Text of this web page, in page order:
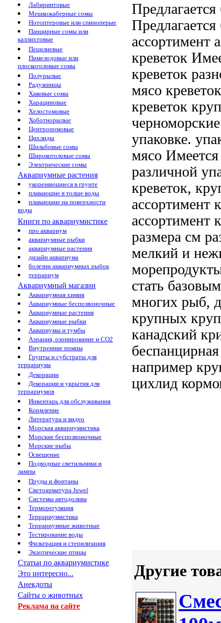
Лабиринтовые
Мешкожаберные сомы
Нотоптеровые или спиноперые
Панцирные сомы или
каллихтовые
Пецилиевые
Пимелодовые или
плоскоголовые сомы
Полурылые
Радужницы
Хаковые сомы
Харациновые
Хелостомовые
Хоботнорылые
Центропомовые
Цихлиды
Шильбовые сомы
Широкоголовые сомы
Электрические сомы
Аквариумные растения
укореняющиеся в грунте
плавающие в толще воды
плавающие на поверхности
воды
Книги по аквариумистике
про аквариум
аквариумные рыбки
аквариумные растения
дизайн аквариума
болезни аквариумных рыбок
террариум
Аквариумный магазин
Аквариумная химия
Аквариумные беспозвоночные
Аквариумные растения
Аквариумные рыбки
Аквариумы и тумбы
Аэрация, озонирование и CO2
Внутренние помпы
Грунты и субстраты для
террариума
Декорации
Декорации и укрытия для
террариумов
Инвентарь для обслуживания
Кормление
Литература и видео
Морская аквариумистика
Морские беспозвоночные
Морские рыбы
Освещение
Подводные светильники и
лампы
Пруды и фонтаны
Светоарматура Juwel
Системы автодолива
Терморегуляция
Террариумистика
Террариумные животные
Тестирование воды
Фильтрация и стерилизация
Экзотические птицы
Статьи по аквариумистике
Это интересно...
Анекдоты
Сайты о животных
Реклама на сайте
ассортимент
креветок
креветок
мясо
креветок
черноморские
упаковке.
мясо
различной
креветок,
ассортимент
ассортимент
размера см
мелкий и
стать базовым
многих рыб,
крупных
канадский
например
цихлид
Другие